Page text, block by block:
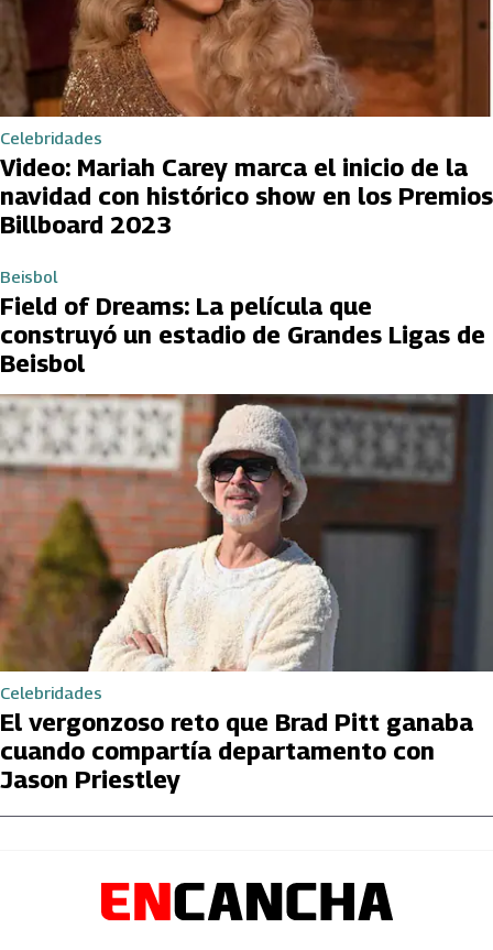
Celebridades
Video: Mariah Carey marca el inicio de la
navidad con histórico show en los Premios
Billboard 2023
Beisbol
Field of Dreams: La película que
construyó un estadio de Grandes Ligas de
Beisbol
Celebridades
El vergonzoso reto que Brad Pitt ganaba
cuando compartía departamento con
Jason Priestley